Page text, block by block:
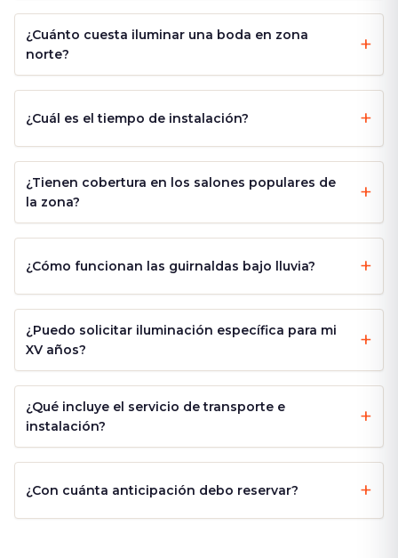
¿Cuánto cuesta iluminar una boda en zona
norte?
¿Cuál es el tiempo de instalación?
¿Tienen cobertura en los salones populares de
la zona?
¿Cómo funcionan las guirnaldas bajo lluvia?
¿Puedo solicitar iluminación específica para mi
XV años?
¿Qué incluye el servicio de transporte e
instalación?
¿Con cuánta anticipación debo reservar?